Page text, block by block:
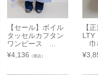
【セール】ボイル
タッセルカフタン
ワンピース ...
¥4,136 （税込）
【
巾
¥